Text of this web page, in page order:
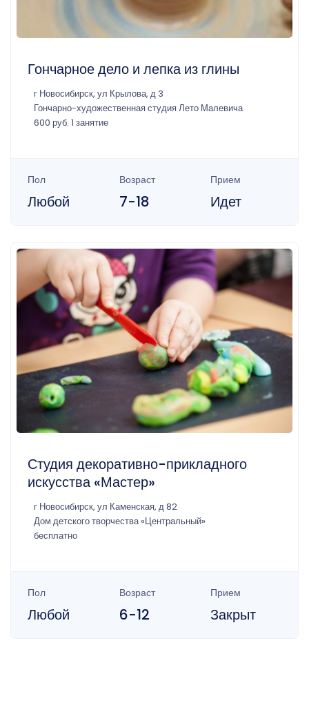
Гончарное дело и лепка из глины
г Новосибирск, ул Крылова, д 3
Гончарно-художественная студия Лето Малевича
600 руб. 1 занятие
Пол
Любой
Возраст
7-18
Прием
Идет
Студия декоративно-прикладного
искусства «Мастер»
г Новосибирск, ул Каменская, д 82
Дом детского творчества «Центральный»
бесплатно
Пол
Любой
Возраст
6-12
Прием
Закрыт